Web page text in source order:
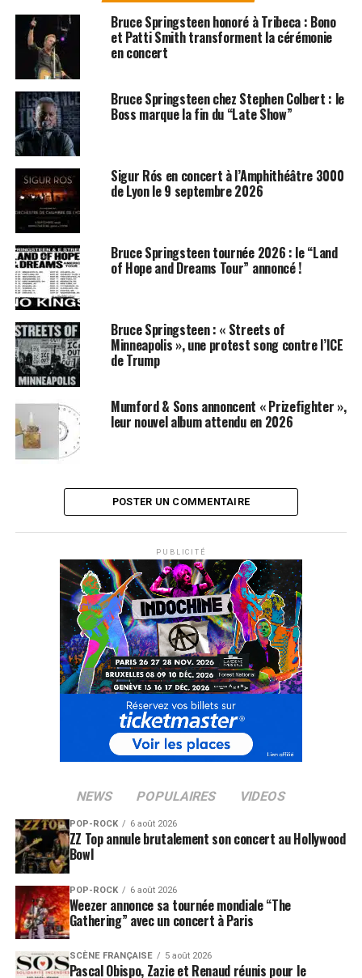
SUJETS ASSOCIÉS: BRUCE SPRINGSTEEN
METALLICA
NICK CAVE
RADIOHEAD
Bruce Springsteen honoré à Tribeca : Bono
et Patti Smith transforment la cérémonie
en concert
Bruce Springsteen chez Stephen Colbert : le
Boss marque la fin du “Late Show”
Sigur Rós en concert à l’Amphithéâtre 3000
de Lyon le 9 septembre 2026
Bruce Springsteen tournée 2026 : le “Land
of Hope and Dreams Tour” annoncé !
Bruce Springsteen : « Streets of
Minneapolis », une protest song contre l’ICE
de Trump
Mumford & Sons annoncent « Prizefighter »,
leur nouvel album attendu en 2026
POSTER UN COMMENTAIRE
PUBLICITÉ
NEWS POPULAIRES VIDEOS
POP-ROCK 6 août 2026
ZZ Top annule brutalement son concert au Hollywood
Bowl
POP-ROCK 6 août 2026
Weezer annonce sa tournée mondiale “The
Gathering” avec un concert à Paris
SCÈNE FRANÇAISE 5 août 2026
Pascal Obispo, Zazie et Renaud réunis pour le